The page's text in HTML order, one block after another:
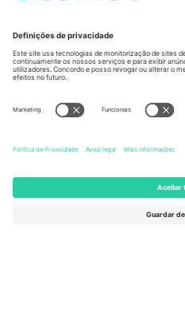
Germany
Unter den Linden 24, 10117
United States
Newark, Delaware 19713, United
States